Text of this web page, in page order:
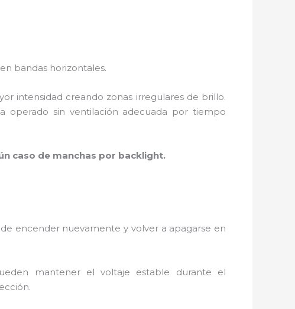
bandas horizontales.
intensidad creando zonas irregulares de brillo.
operado sin ventilación adecuada por tiempo
caso de manchas por backlight.
encender nuevamente y volver a apagarse en
mantener el voltaje estable durante el